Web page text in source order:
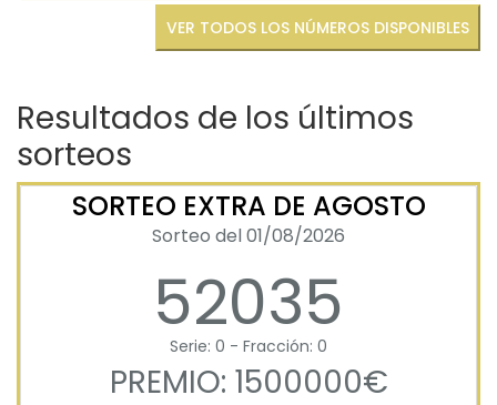
VER TODOS LOS NÚMEROS DISPONIBLES
Resultados de los últimos
sorteos
SORTEO EXTRA DE AGOSTO
Sorteo del 01/08/2026
52035
Serie: 0 - Fracción: 0
PREMIO: 1500000€